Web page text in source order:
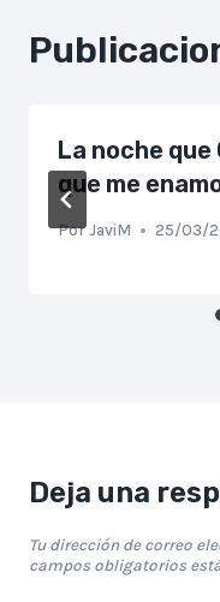
La noche
que me
Por JaviM 25/03/
Deja una
Tu dirección de correo
campos obligatorios